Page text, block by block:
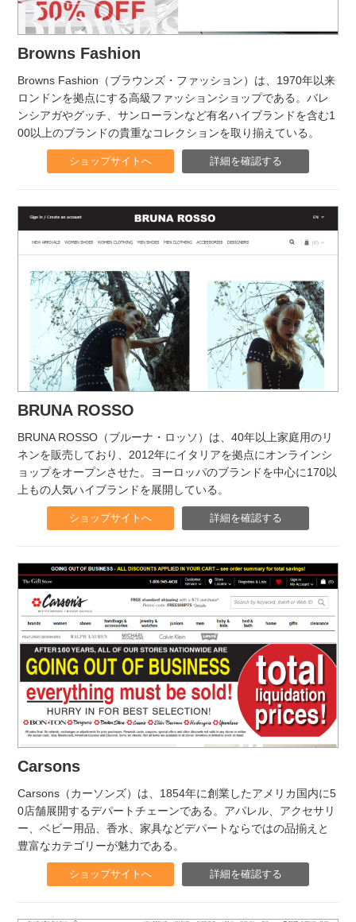
Browns Fashion
Browns Fashion（ブラウンズ・ファッション）は、1970年以来
ロンドンを拠点にする高級ファッションショップである。バレ
ンシアガやグッチ、サンローランなど有名ハイブランドを含む1
00以上のブランドの貴重なコレクションを取り揃えている。
ショップサイトへ 詳細を確認する
BRUNA ROSSO
BRUNA ROSSO（ブルーナ・ロッソ）は、40年以上家庭用のリ
ネンを販売しており、2012年にイタリアを拠点にオンラインシ
ョップをオープンさせた。ヨーロッパのブランドを中心に170以
上もの人気ハイブランドを展開している。
ショップサイトへ 詳細を確認する
Carsons
Carsons（カーソンズ）は、1854年に創業したアメリカ国内に5
0店舗展開するデパートチェーンである。アパレル、アクセサリ
ー、ベビー用品、香水、家具などデパートならではの品揃えと
豊富なカテゴリーが魅力である。
ショップサイトへ 詳細を確認する